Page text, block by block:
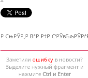
Р СњРЎР‚Р В°Р Р†Р
Заметили ошибкув новости?
Выделите нужный фрагмент и
нажмите Ctrl и Enter